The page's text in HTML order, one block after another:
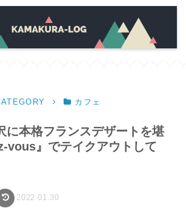
カフェ
に本格フランスデザートを堪
』でテイクアウトして
2022.01.30